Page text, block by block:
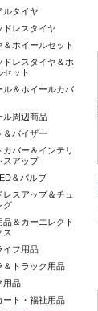
ルタイヤ
ドレスタイヤ
＆ホイールセット
ドレスタイヤ＆ホ
セット
ル＆ホイールカバ
ル周辺商品
＆バイザー
カバー＆インテリ
スアップ
＆バルブ
レスアップ＆チュ
グ
品＆カーエレクト
ス
イフ用品
＆トラック用品
用品
ート・福祉用品